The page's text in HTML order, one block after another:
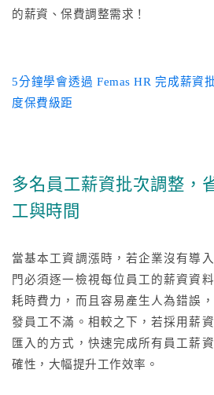
的薪資、保費調整需求！
5分鐘學會透過 Femas HR 完成薪資
度保費級距
多名員工薪資批次調整，
工與時間
當基本工資調漲時，若企業沒有導
門必須逐一檢視每位員工的薪資資
耗時費力，而且容易產生人為錯誤
發員工不滿。相較之下，若採用薪
匯入的方式，快速完成所有員工薪
確性，大幅提升工作效率。